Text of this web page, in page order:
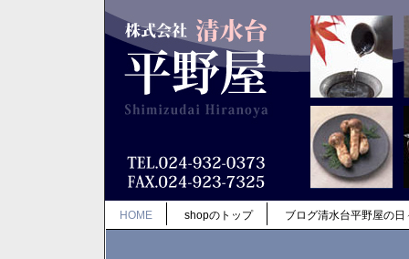
HOME shopのトップ ブログ清水台平野屋の日